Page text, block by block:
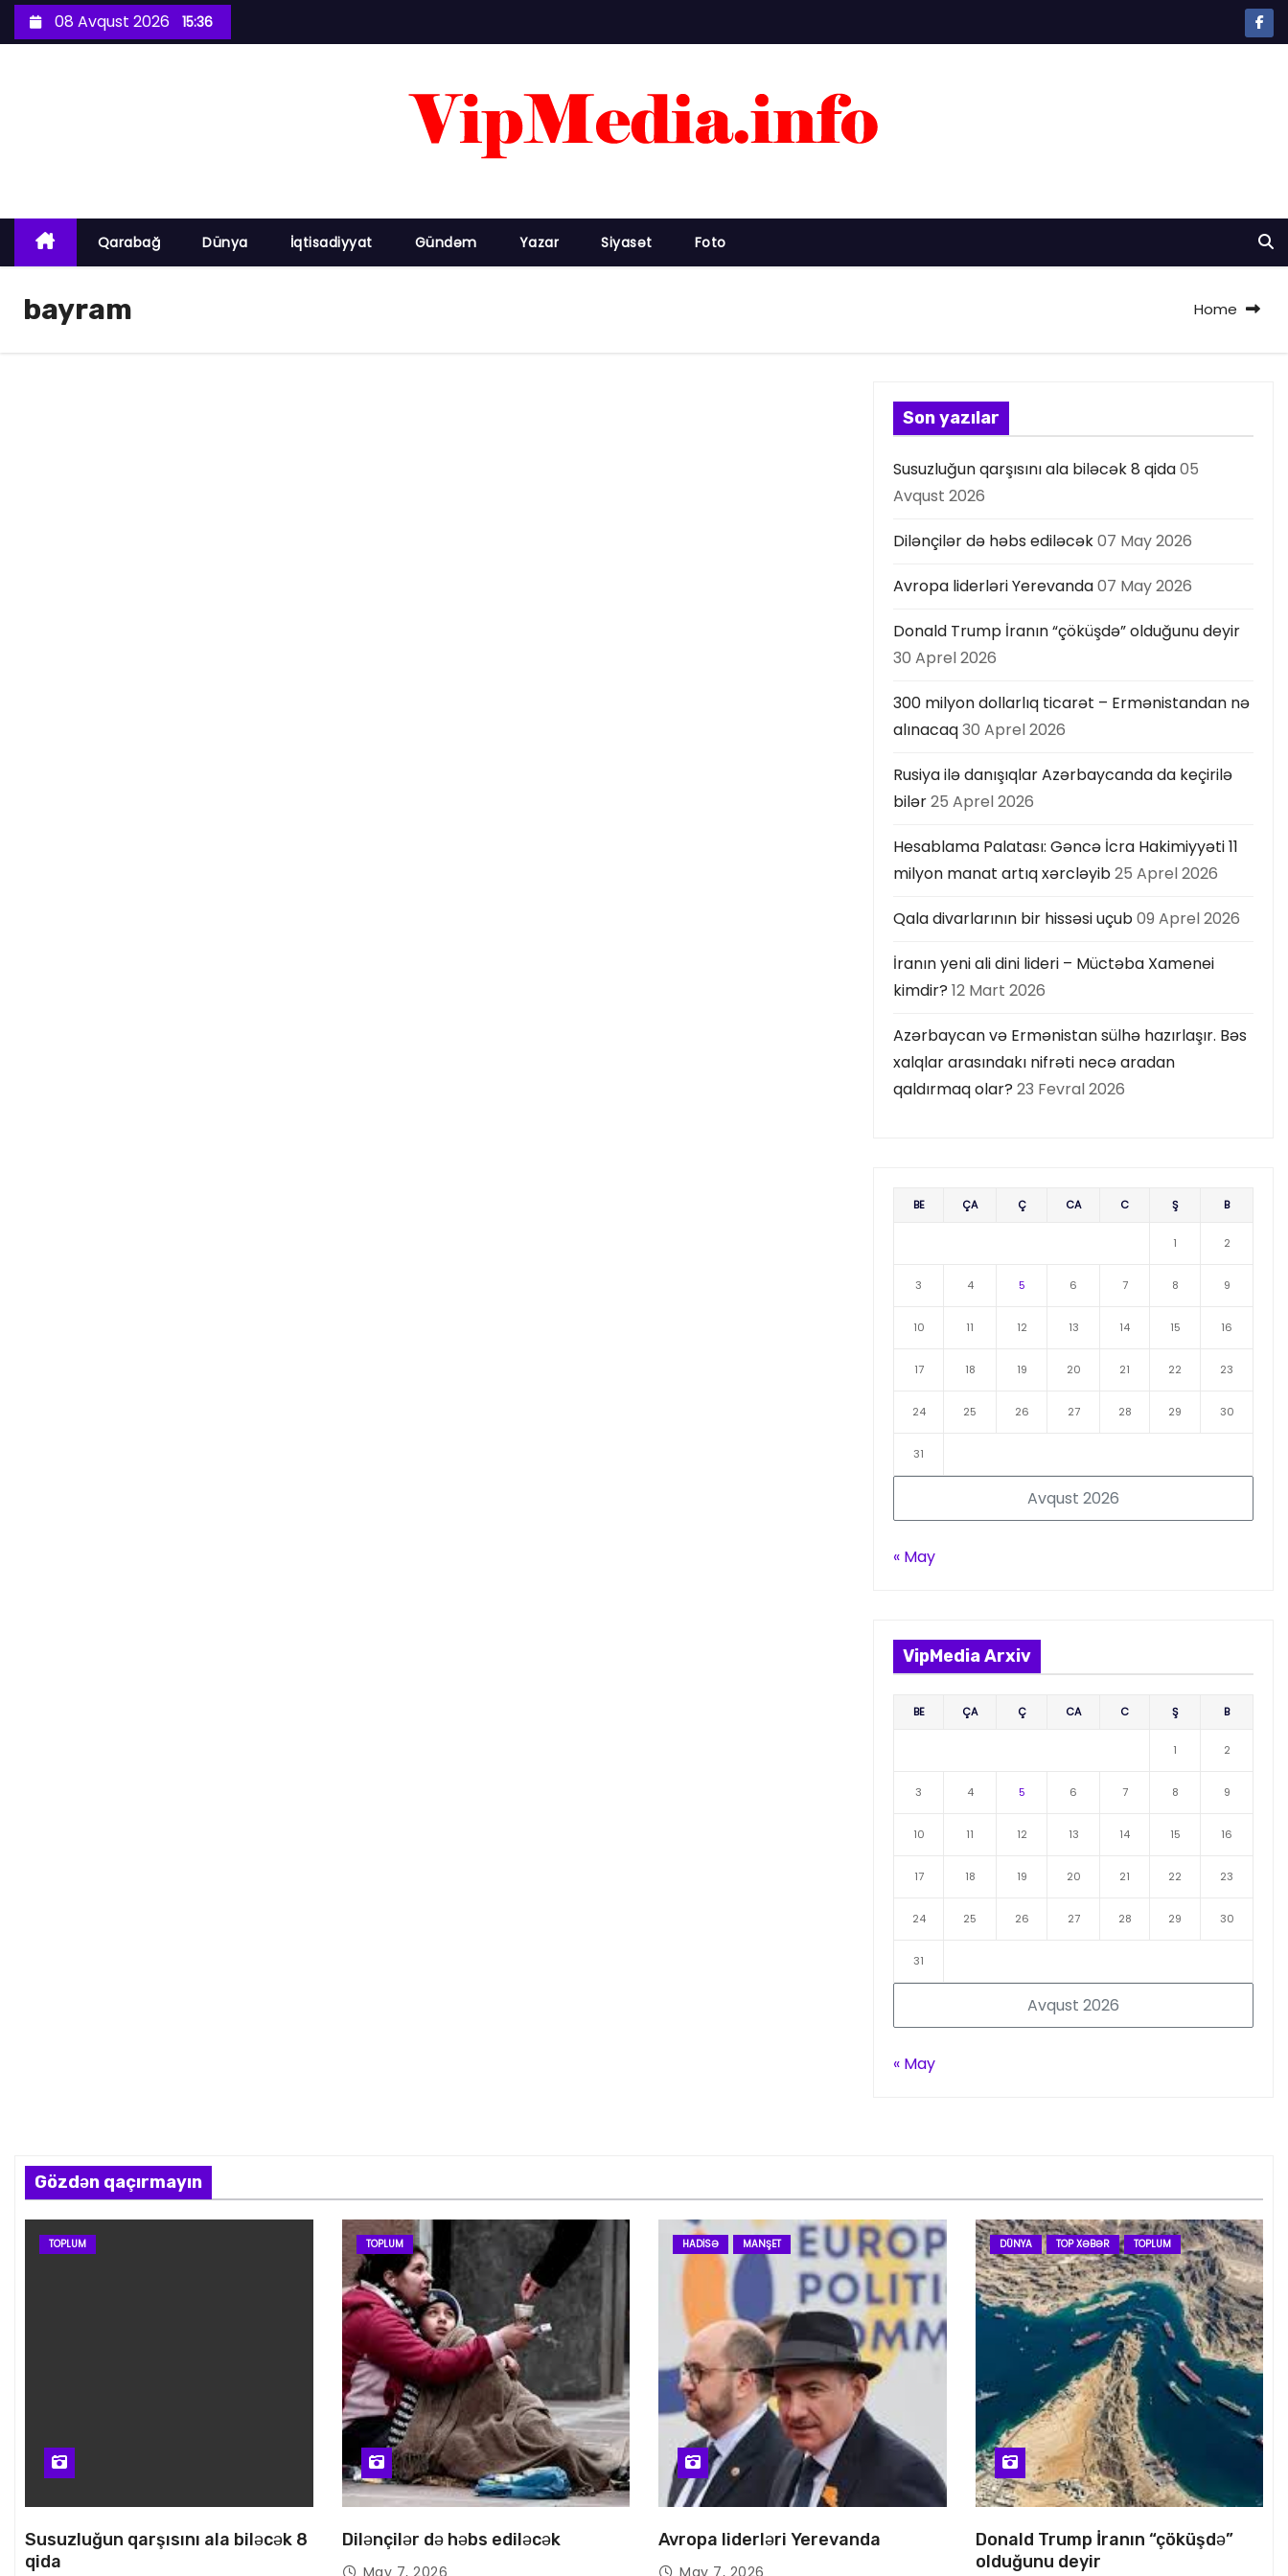
k
08 Avqust 2026 15:36
Qarabağ Dünya İqtisadiyyat Gündəm Yazar Siyasət Foto
bayram Home
Son yazılar
Susuzluğun qarşısını ala biləcək 8 qida05
Avqust 2026
Dilənçilər də həbs ediləcək07 May 2026
Avropa liderləri Yerevanda07 May 2026
Donald Trump İranın “çöküşdə” olduğunu deyir
30 Aprel 2026
300 milyon dollarlıq ticarət – Ermənistandan nə
alınacaq30 Aprel 2026
Rusiya ilə danışıqlar Azərbaycanda da keçirilə
bilər25 Aprel 2026
Hesablama Palatası: Gəncə İcra Hakimiyyəti 11
milyon manat artıq xərcləyib25 Aprel 2026
Qala divarlarının bir hissəsi uçub09 Aprel 2026
İranın yeni ali dini lideri – Müctəba Xamenei
kimdir? 12 Mart 2026
Azərbaycan və Ermənistan sülhə hazırlaşır. Bəs
xalqlar arasındakı nifrəti necə aradan
qaldırmaq olar? 23 Fevral 2026
Avqust 2026
BE ÇA Ç CA C Ş B
1 2
3 4 5 6 7 8 9
10 11 12 13 14 15 16
17 18 19 20 21 22 23
24 25 26 27 28 29 30
31
« May
VipMedia Arxiv
Avqust 2026
BE ÇA Ç CA C Ş B
1 2
3 4 5 6 7 8 9
10 11 12 13 14 15 16
17 18 19 20 21 22 23
24 25 26 27 28 29 30
31
« May
Gözdən qaçırmayın
TOPLUM
Susuzluğun qarşısını ala biləcək 8
qida
TOPLUM
Dilənçilər də həbs ediləcək
May 7, 2026
HADISƏ MANŞET
Avropa liderləri Yerevanda
May 7, 2026
DÜNYA TOP XƏBƏR TOPLUM
Donald Trump İranın “çöküşdə”
olduğunu deyir